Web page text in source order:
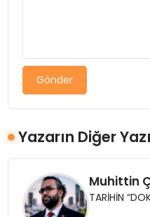
Gönder
Yazarın Diğer
Muhittin
TARİHİN